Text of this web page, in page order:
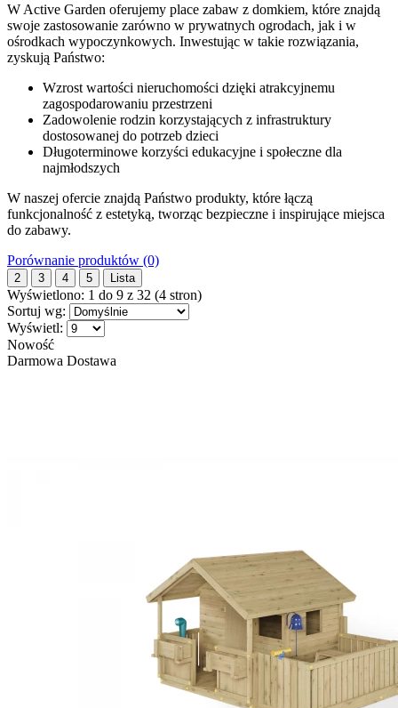
W Active Garden oferujemy place zabaw z domkiem, które znajdą
swoje zastosowanie zarówno w prywatnych ogrodach, jak i w
ośrodkach wypoczynkowych. Inwestując w takie rozwiązania,
zyskują Państwo:
Wzrost wartości nieruchomości dzięki atrakcyjnemu
zagospodarowaniu przestrzeni
Zadowolenie rodzin korzystających z infrastruktury
dostosowanej do potrzeb dzieci
Długoterminowe korzyści edukacyjne i społeczne dla
najmłodszych
W naszej ofercie znajdą Państwo produkty, które łączą
funkcjonalność z estetyką, tworząc bezpieczne i inspirujące miejsca
do zabawy.
Porównanie produktów (0)
2 3 4 5 Lista
Wyświetlono: 1 do 9 z 32 (4 stron)
Sortuj wg:
Wyświetl:
Nowość
Darmowa Dostawa